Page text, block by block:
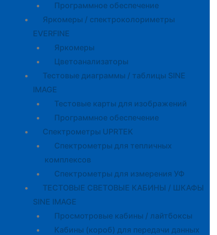
Программное обеспечение
Яркомеры / спектроколориметры
EVERFINE
Яркомеры
Цветоанализаторы
Тестовые диаграммы / таблицы SINE
IMAGE
Тестовые карты для изображений
Программное обеспечение
Спектрометры UPRTEK
Спектрометры для тепличных
комплексов
Спектрометры для измерения УФ
ТЕСТОВЫЕ СВЕТОВЫЕ КАБИНЫ / ШКАФЫ
SINE IMAGE
Просмотровые кабины / лайтбоксы
Кабины (короб) для передачи данных